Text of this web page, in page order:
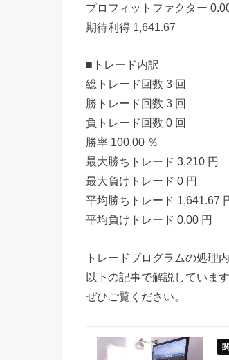
プロフィットファクター
期待利得 1,641.67
■トレード内訳
総トレード回数 3 回
勝トレード回数 3 回
負トレード回数 0 回
勝率 100.00 ％
最大勝ちトレード 3,210 円
最大負けトレード 0 円
平均勝ちトレード 1,641.67
平均負けトレード 0.00 円
トレードプログラムの処理
以下の記事で解説していま
ぜひご覧ください。